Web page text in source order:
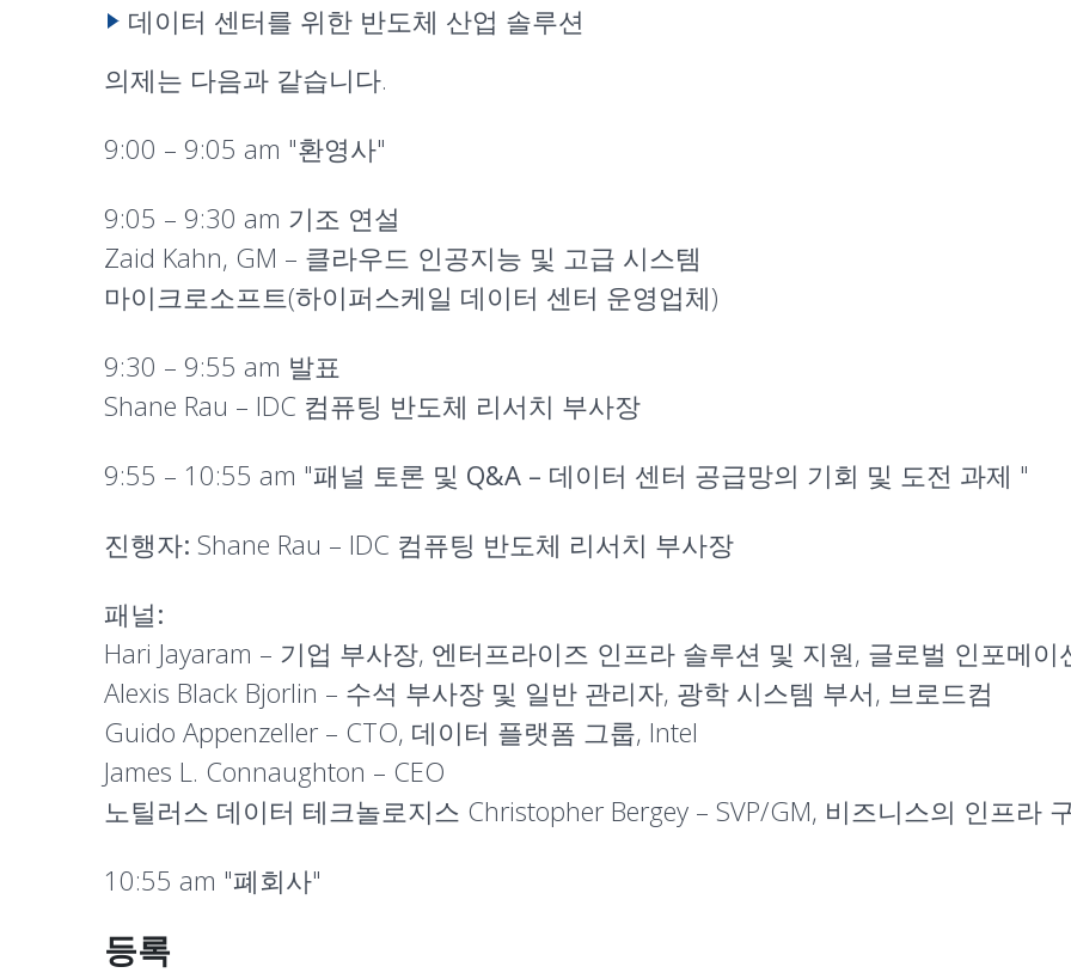
데이터 센터를 위한 반도체 산업 솔루션
의제는 다음과 같습니다.
9:00 – 9:05 am "환영사"
9:05 – 9:30 am 기조 연설
Zaid Kahn, GM – 클라우드 인공지능 및 고급 시스템
마이크로소프트(하이퍼스케일 데이터 센터 운영업체)
9:30 – 9:55 am 발표
Shane Rau – IDC 컴퓨팅 반도체 리서치 부사장
9:55 – 10:55 am "패널 토론 및 Q&A – 데이터 센터 공급망의 기회 및 도전 과제 "
진행자: Shane Rau – IDC 컴퓨팅 반도체 리서치 부사장
패널:
Hari Jayaram – 기업 부사장, 엔터프라이즈 인프라 솔루션 및 지원, 글로벌 인포메
Alexis Black Bjorlin – 수석 부사장 및 일반 관리자, 광학 시스템 부서, 브로드컴
Guido Appenzeller – CTO, 데이터 플랫폼 그룹, Intel
James L. Connaughton – CEO
노틸러스 데이터 테크놀로지스 Christopher Bergey – SVP/GM, 비즈니스의 인프라
10:55 am "폐회사"
등록